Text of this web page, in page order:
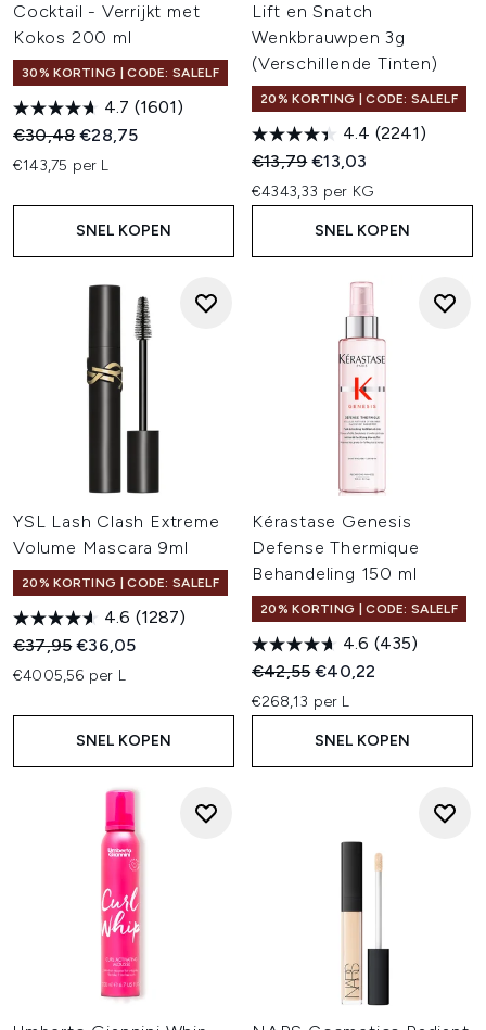
Cocktail - Verrijkt met
Kokos 200 ml
30% KORTING | CODE: SALELF
4.7 (1601)
Recommended Retail Price:
€30,48Huidige prijs:
€28,75
€143,75 per L
SNEL KOPEN
Lift en Snatch
Wenkbrauwpen 3g
(Verschillende Tinten)
20% KORTING | CODE: SALELF
4.4 (2241)
Recommended Retail Price:
€13,79Huidige prijs:
€13,03
€4343,33 per KG
SNEL KOPEN
YSL Lash Clash Extreme
Volume Mascara 9ml
20% KORTING | CODE: SALELF
4.6 (1287)
Recommended Retail Price:
€37,95Huidige prijs:
€36,05
€4005,56 per L
SNEL KOPEN
Kérastase Genesis
Defense Thermique
Behandeling 150 ml
20% KORTING | CODE: SALELF
4.6 (435)
Recommended Retail Price:
€42,55Huidige prijs:
€40,22
€268,13 per L
SNEL KOPEN